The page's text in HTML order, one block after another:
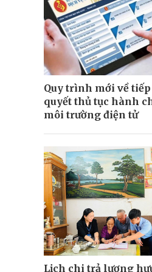
Quy trình mới về
quyết thủ tục hành
môi trường điện tử
Lịch chi trả lương